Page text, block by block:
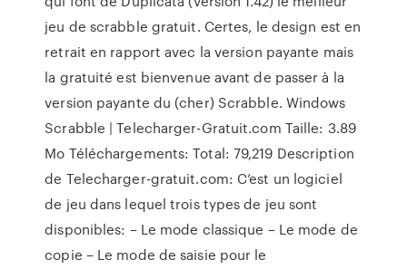
jeu de scrabble gratuit. Certes, le design est en
retrait en rapport avec la version payante mais
la gratuité est bienvenue avant de passer à la
version payante du (cher) Scrabble. Windows
Scrabble | Telecharger-Gratuit.com Taille: 3.89
Mo Téléchargements: Total: 79,219 Description
de Telecharger-gratuit.com: C’est un logiciel
de jeu dans lequel trois types de jeu sont
disponibles: – Le mode classique – Le mode de
copie – Le mode de saisie pour le